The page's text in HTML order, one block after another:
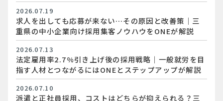
2026.07.19
求人を出しても応募が来ない…その原因と改善策｜三
重県の中小企業向け採用集客ノウハウをONEが解説
2026.07.13
法定雇用率2.7%引き上げ後の採用戦略｜一般就労を目
指す人材とつながるにはONEとステップアップが解説
2026.07.10
派遣と正社員採用、コストはどちらが抑えられる？三